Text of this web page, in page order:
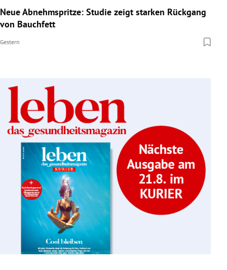
Neue Abnehmspritze: Studie zeigt starken Rückgang
von Bauchfett
Gestern